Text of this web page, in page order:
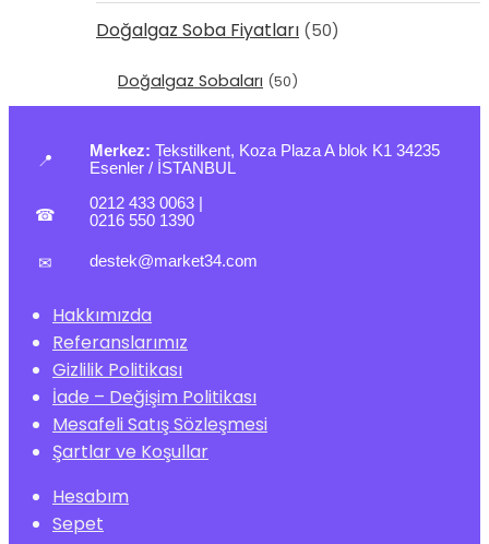
Doğalgaz Soba Fiyatları (50)
Doğalgaz Sobaları (50)
📍
Merkez: Tekstilkent, Koza Plaza A blok K1 34235
Esenler / İSTANBUL
☎
0212 433 0063
0216 550 1390
✉ destek@market34.com
Hakkımızda
Referanslarımız
Gizlilik Politikası
İade – Değişim Politikası
Mesafeli Satış Sözleşmesi
Şartlar ve Koşullar
Hesabım
Sepet